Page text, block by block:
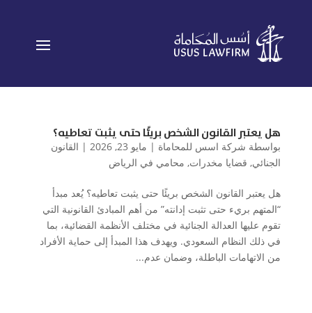
هل يعتبر القانون الشخص بريئًا حتى يثبت تعاطيه؟
بواسطة شركة اسس للمحاماة | مايو 23, 2026 | القانون
الجنائي, قضايا مخدرات, محامي في الرياض
هل يعتبر القانون الشخص بريئًا حتى يثبت تعاطيه؟ يُعد مبدأ
“المتهم بريء حتى تثبت إدانته” من أهم المبادئ القانونية التي
تقوم عليها العدالة الجنائية في مختلف الأنظمة القضائية، بما
في ذلك النظام السعودي. ويهدف هذا المبدأ إلى حماية الأفراد
من الاتهامات الباطلة، وضمان عدم...